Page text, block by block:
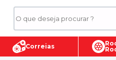
Correias